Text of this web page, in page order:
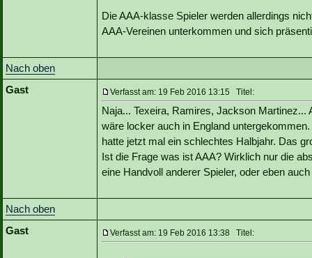
Die AAA-klasse Spieler werden allerdings
AAA-Vereinen unterkommen und sich
Nach oben
Gast
Verfasst am: 19 Feb 2016 13:15 Titel:
Naja... Texeira, Ramires, Jackson Martinez...
wäre locker auch in England
hatte jetzt mal ein schlechtes Halbjahr. Das
Ist die Frage was ist AAA? Wirklich nur die
eine Handvoll anderer Spieler, oder eben
Nach oben
Gast
Verfasst am: 19 Feb 2016 13:38 Titel: